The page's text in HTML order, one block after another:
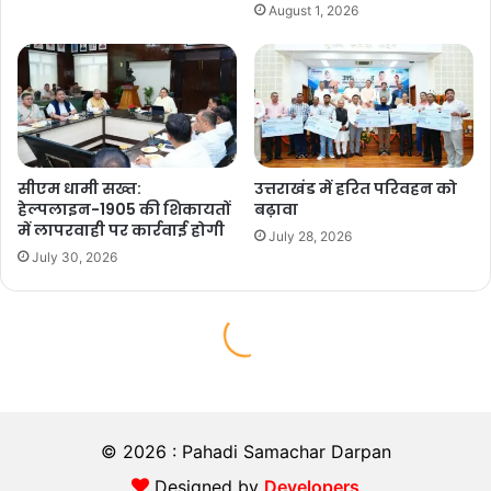
© 2026 : Pahadi Samachar Darpan
Designed by Developers